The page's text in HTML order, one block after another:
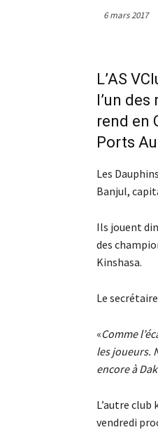
6 mars 2017
L’AS
l’un
rend en
Ports
Les
Banjul,
Ils jouent
des
Kinshasa.
Le
«Comme
les joueurs.
encore à
L’autre club
vendredi